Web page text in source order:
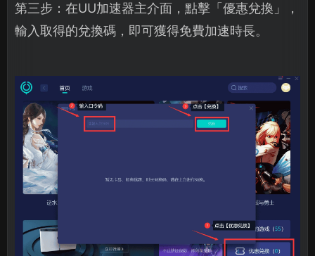
第三步：在UU加速器主介面，點擊「優惠兌換」，
輸入取得的兌換碼，即可獲得免費加速時長。